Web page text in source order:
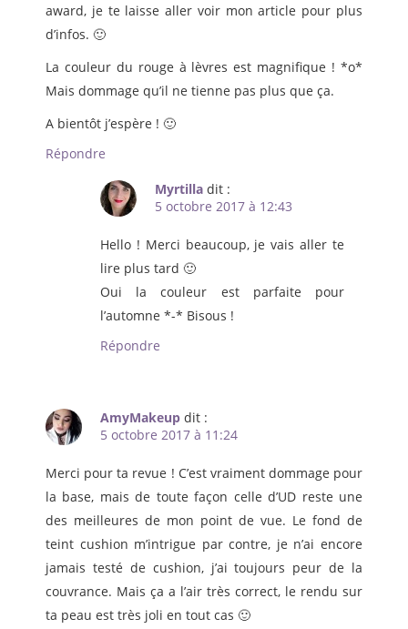
award, je te laisse aller voir mon article pour plus
d’infos. 🙂
La couleur du rouge à lèvres est magnifique ! *o*
Mais dommage qu’il ne tienne pas plus que ça.
A bientôt j’espère ! 🙂
Répondre
Myrtilla dit :
5 octobre 2017 à 12:43
Hello ! Merci beaucoup, je vais aller te
lire plus tard 🙂
Oui la couleur est parfaite pour
l’automne *-* Bisous !
Répondre
AmyMakeup dit :
5 octobre 2017 à 11:24
Merci pour ta revue ! C’est vraiment dommage pour
la base, mais de toute façon celle d’UD reste une
des meilleures de mon point de vue. Le fond de
teint cushion m’intrigue par contre, je n’ai encore
jamais testé de cushion, j’ai toujours peur de la
couvrance. Mais ça a l’air très correct, le rendu sur
ta peau est très joli en tout cas 🙂